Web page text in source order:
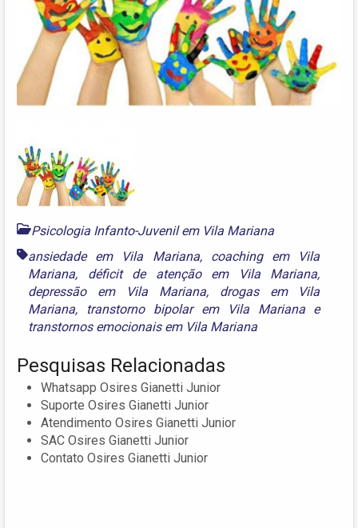
Psicologia Infanto-Juvenil em Vila Mariana
ansiedade em Vila Mariana, coaching em Vila
Mariana, déficit de atenção em Vila Mariana,
depressão em Vila Mariana, drogas em Vila
Mariana, transtorno bipolar em Vila Marianae
transtornos emocionais em Vila Mariana
Pesquisas Relacionadas
Whatsapp Osires Gianetti Junior
Suporte Osires Gianetti Junior
Atendimento Osires Gianetti Junior
SAC Osires Gianetti Junior
Contato Osires Gianetti Junior